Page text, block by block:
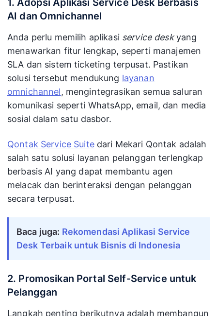
1. Adopsi Aplikasi Service Desk Berbasis
AI dan Omnichannel
Anda perlu memilih aplikasi service deskyang
menawarkan fitur lengkap, seperti manajemen
SLA dan sistem ticketing terpusat. Pastikan
solusi tersebut mendukung layanan
omnichannel, mengintegrasikan semua saluran
komunikasi seperti WhatsApp, email, dan media
sosial dalam satu dasbor.
Qontak Service Suitedari Mekari Qontak adalah
salah satu solusi layanan pelanggan terlengkap
berbasis AI yang dapat membantu agen
melacak dan berinteraksi dengan pelanggan
secara terpusat.
Baca juga: Rekomendasi Aplikasi Service
Desk Terbaik untuk Bisnis di Indonesia
2. Promosikan Portal Self-Service untuk
Pelanggan
Langkah penting berikutnya adalah membangun